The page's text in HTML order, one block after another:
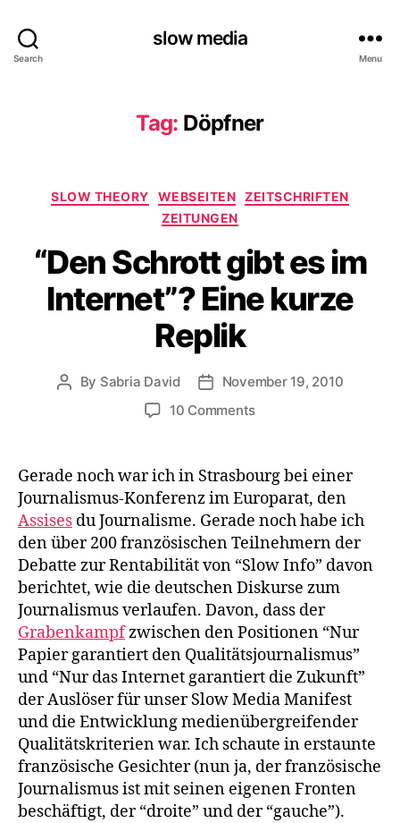
Search
slow media
Menu
Tag: Döpfner
Categories
SLOW THEORY WEBSEITEN
ZEITSCHRIFTEN
ZEITUNGEN
“Den Schrott gibt es im
Internet”? Eine kurze
Replik
Post
By Sabria David
PostNovember 19, 2010
10 Commentson
gibt
im
Internet”?
Eine
kurze
Replik
Gerade noch war ich in Strasbourg bei einer
Journalismus-Konferenz im Europarat, den
Assises du Journalisme. Gerade noch habe ich
den über 200 französischen Teilnehmern der
Debatte zur Rentabilität von “Slow Info” davon
berichtet, wie die deutschen Diskurse zum
Journalismus verlaufen. Davon, dass der
Grabenkampfzwischen den Positionen “Nur
Papier garantiert den Qualitätsjournalismus”
und “Nur das Internet garantiert die Zukunft”
der Auslöser für unser Slow Media Manifest
und die Entwicklung medienübergreifender
Qualitätskriterien war. Ich schaute in erstaunte
französische Gesichter (nun ja, der französische
Journalismus ist mit seinen eigenen Fronten
beschäftigt, der “droite” und der “gauche”).